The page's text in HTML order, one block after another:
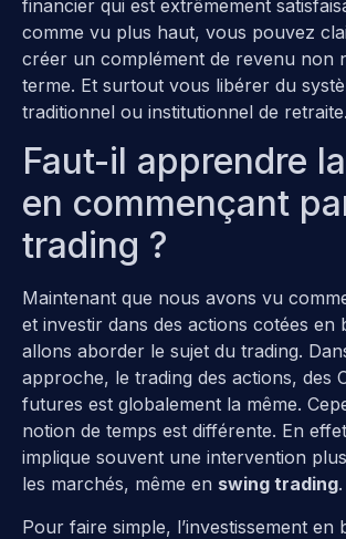
financier qui est extrêmement
comme vu plus haut, vous pouvez
créer un complément de revenu non
terme. Et surtout vous libérer du
traditionnel ou institutionnel de retraite.
Faut-il apprendre
en commençant
trading ?
Maintenant que nous avons vu
et investir dans des actions cotées en
allons aborder le sujet du trading.
approche, le trading des actions, des
futures est globalement la même.
notion de temps est différente. En
implique souvent une intervention
les marchés, même en swing trading.
Pour faire simple, l’investissement en